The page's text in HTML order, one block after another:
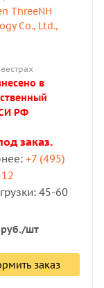
ThreeNH
Co., Ltd.,
в
РФ
заказ.
+7 (495)
45-60
/шт
заказ